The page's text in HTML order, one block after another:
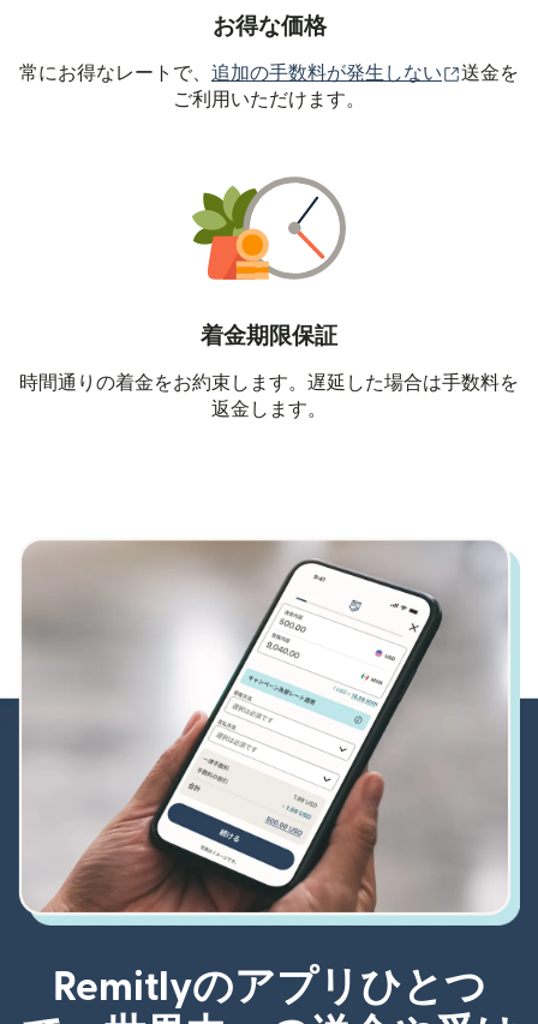
お得な価格
常にお得なレートで、 追加の手数料が発生しない （別ウ
送金を
ご利用いただけます。
着金期限保証
時間通りの着金をお約束します。遅延した場合は手数料を
返金します。
Remitlyのアプリひとつ